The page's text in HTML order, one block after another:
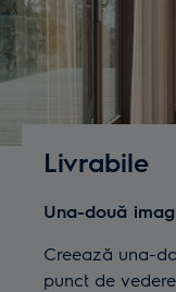
Livrabile
Una-două
Creează una-
punct de